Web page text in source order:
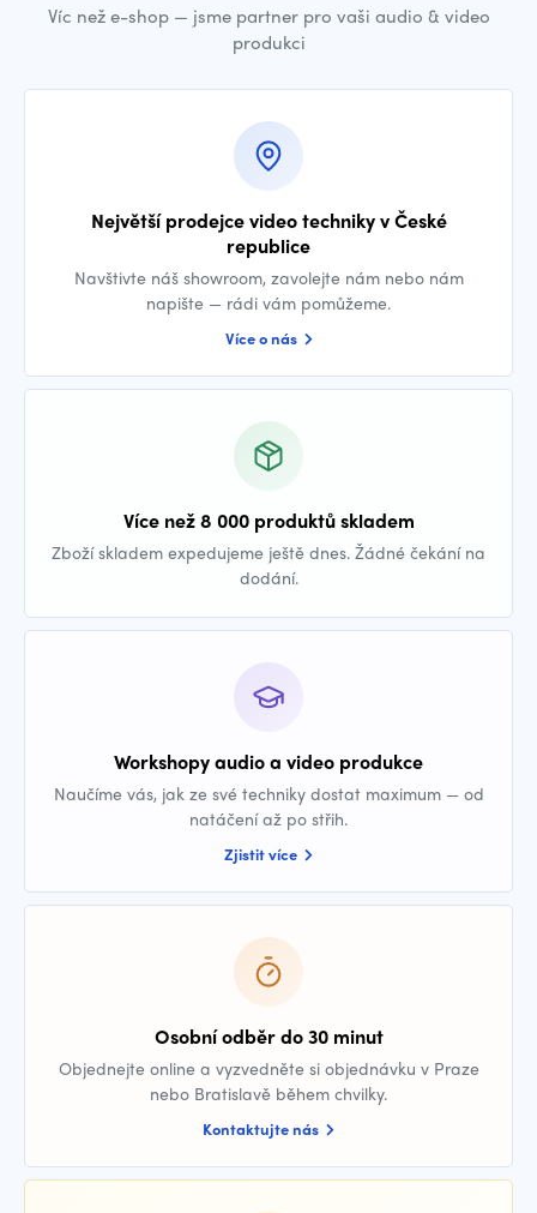
Víc než e-shop — jsme partner pro vaši audio & video
produkci
Největší prodejce video techniky v České
republice
Navštivte náš showroom, zavolejte nám nebo nám
napište — rádi vám pomůžeme.
Více o nás
Více než 8 000 produktů skladem
Zboží skladem expedujeme ještě dnes. Žádné čekání na
dodání.
Workshopy audio a video produkce
Naučíme vás, jak ze své techniky dostat maximum — od
natáčení až po střih.
Zjistit více
Osobní odběr do 30 minut
Objednejte online a vyzvedněte si objednávku v Praze
nebo Bratislavě během chvilky.
Kontaktujte nás